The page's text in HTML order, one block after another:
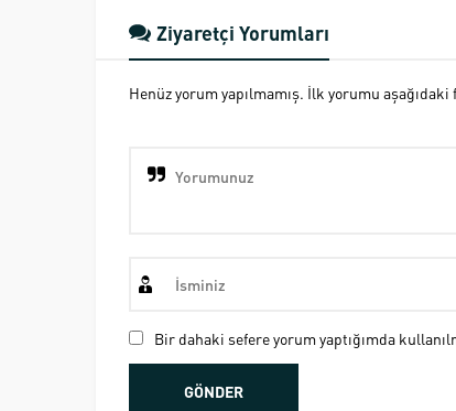
Ziyaretçi Yorumları
Henüz yorum yapılmamış. İlk yorumu
Bir dahaki sefere yorum yaptığımda